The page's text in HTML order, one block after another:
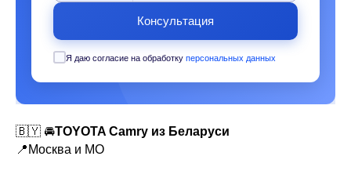
Консультация
Я даю согласие на обработку персональных данных
🇧🇾 🚘TOYOTA Camry из Беларуси
📍Москва и МО